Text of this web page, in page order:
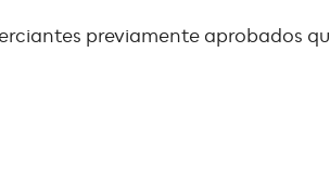
previamente aprobados